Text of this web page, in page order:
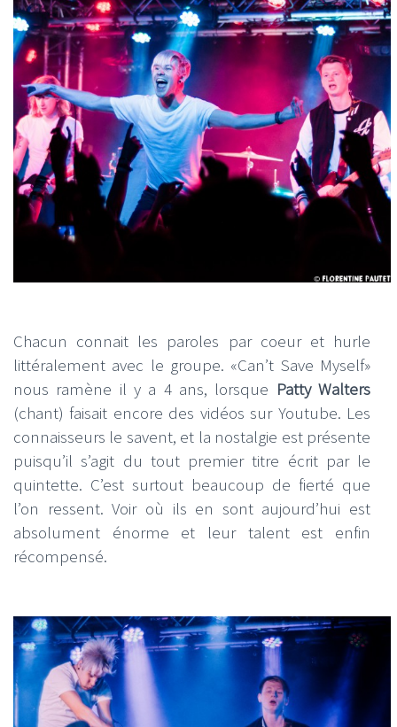
Chacun connait les paroles par coeur et hurle
littéralement avec le groupe. «Can’t Save Myself»
nous ramène il y a 4 ans, lorsque Patty Walters
(chant) faisait encore des vidéos sur Youtube. Les
connaisseurs le savent, et la nostalgie est présente
puisqu’il s’agit du tout premier titre écrit par le
quintette. C’est surtout beaucoup de fierté que
l’on ressent. Voir où ils en sont aujourd’hui est
absolument énorme et leur talent est enfin
récompensé.